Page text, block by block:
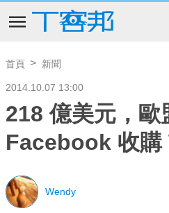
首頁 新聞
2014.10.07 13:00
218 億美元，歐
Facebook 收
Wendy